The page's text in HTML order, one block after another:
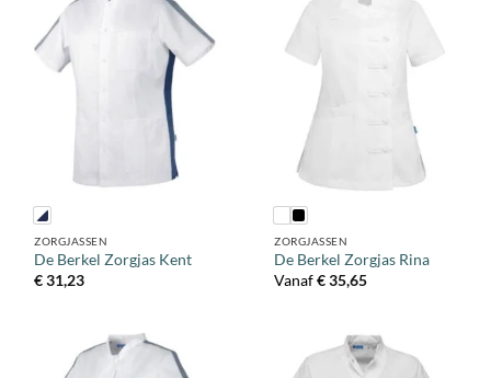
ZORGJASSEN
De Berkel Zorgjas Kent
€31,23
ZORGJASSEN
De Berkel Zorgjas Rina
Vanaf€35,65